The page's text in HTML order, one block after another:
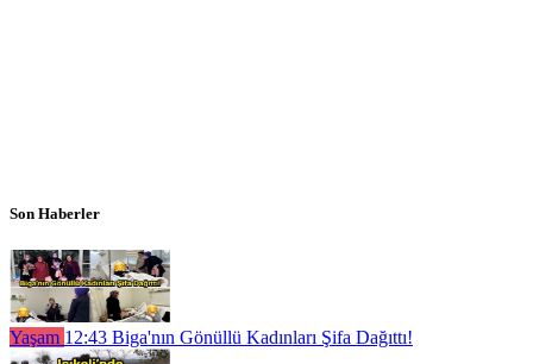
Son Haberler
Yaşam 12:43 Biga'nın Gönüllü Kadınları Şifa Dağıttı!